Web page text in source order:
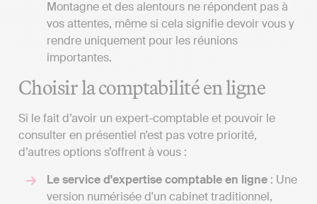
Montagne et des alentours ne répondent pas à
vos attentes, même si cela signifie devoir vous y
rendre uniquement pour les réunions
importantes.
Choisir la comptabilité en ligne
Si le fait d’avoir un expert-comptable et pouvoir le
consulter en présentiel n’est pas votre priorité,
d’autres options s’offrent à vous :
Le service d'expertise comptable en ligne : Une
version numérisée d'un cabinet traditionnel,